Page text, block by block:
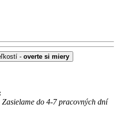
- overte si miery
Zasielame do 4-7 pracovných dní